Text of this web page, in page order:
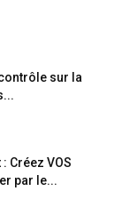
sur la
Créez VOS
par le...